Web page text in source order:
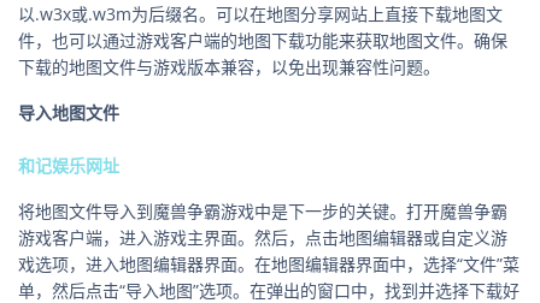
以.w3x或.w3m为后缀名。可以在地图分享网站上直接下载地图文
件，也可以通过游戏客户端的地图下载功能来获取地图文件。确保
下载的地图文件与游戏版本兼容，以免出现兼容性问题。
导入地图文件
和记娱乐网址
将地图文件导入到魔兽争霸游戏中是下一步的关键。打开魔兽争霸
游戏客户端，进入游戏主界面。然后，点击地图编辑器或自定义游
戏选项，进入地图编辑器界面。在地图编辑器界面中，选择“文件”菜
单，然后点击“导入地图”选项。在弹出的窗口中，找到并选择下载好